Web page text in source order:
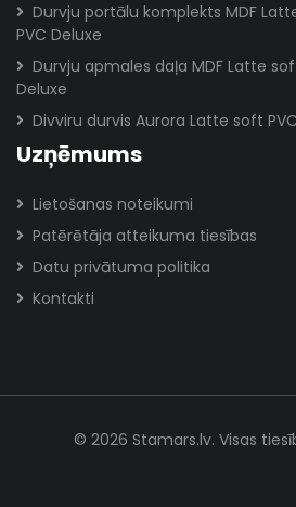
Durvju portālu komplekts MDF
PVC Deluxe
Durvju apmales daļa MDF Latte
Deluxe
Divviru durvis Aurora Latte soft
Uzņēmums
Lietošanas noteikumi
Patērētāja atteikuma tiesības
Datu privātuma politika
Kontakti
© 2026 Stamars.lv. Visas